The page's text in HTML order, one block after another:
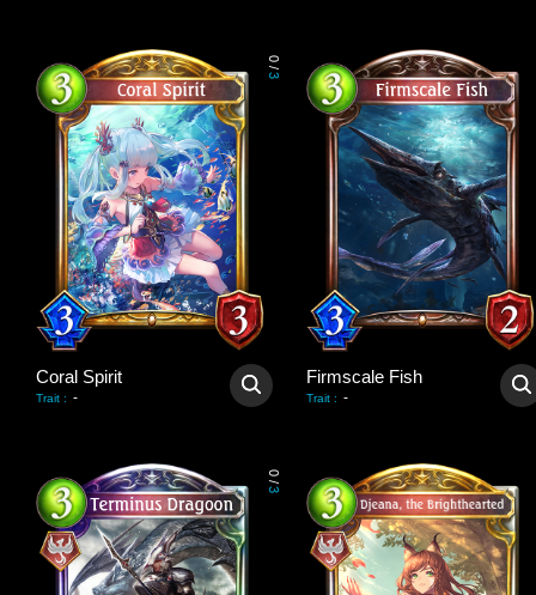
0
/
3
Coral Spirit
Trait : -
Firmscale Fish
Trait : -
0
/
3